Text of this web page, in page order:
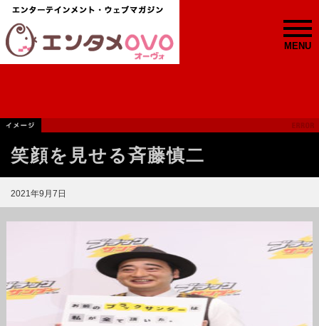
MENU
笑顔を見せる斉藤慎二
2021年9月7日